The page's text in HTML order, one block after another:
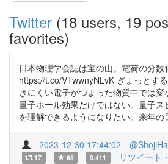
Twitter (18 users, 19
favorites)
日本物理学会誌は宝の山。電荷の分数
https://t.co/VTwwnyNLvK ぎょっとす
きにくい電子がつまった物質中では
量子ホール効果だけではない。量子
を理解できるようになりたい。来年の
2023-12-30 17:44:02
17 65 0.411 リツイート